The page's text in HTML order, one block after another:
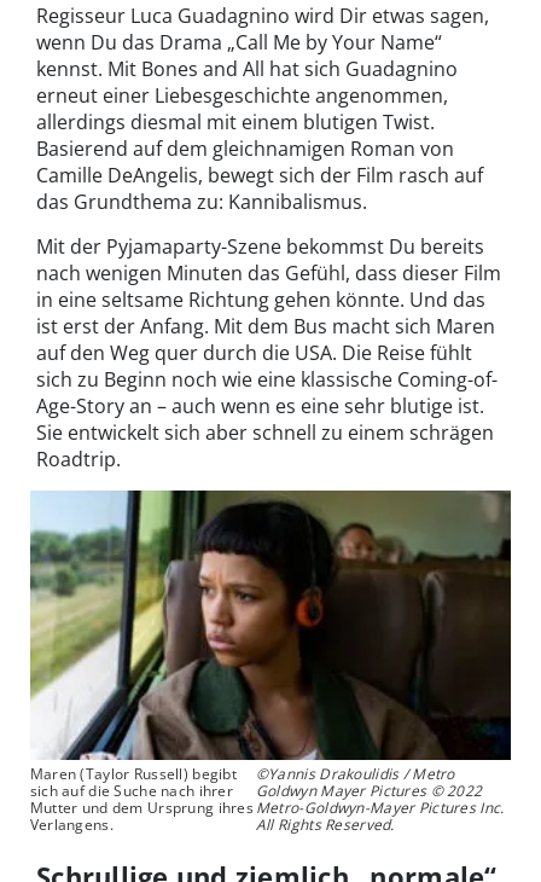
Regisseur Luca Guadagnino wird Dir etwas sagen,
wenn Du das Drama „Call Me by Your Name“
kennst. Mit Bones and All hat sich Guadagnino
erneut einer Liebesgeschichte angenommen,
allerdings diesmal mit einem blutigen Twist.
Basierend auf dem gleichnamigen Roman von
Camille DeAngelis, bewegt sich der Film rasch auf
das Grundthema zu: Kannibalismus.
Mit der Pyjamaparty-Szene bekommst Du bereits
nach wenigen Minuten das Gefühl, dass dieser Film
in eine seltsame Richtung gehen könnte. Und das
ist erst der Anfang. Mit dem Bus macht sich Maren
auf den Weg quer durch die USA. Die Reise fühlt
sich zu Beginn noch wie eine klassische Coming-of-
Age-Story an – auch wenn es eine sehr blutige ist.
Sie entwickelt sich aber schnell zu einem schrägen
Roadtrip.
Maren (Taylor Russell) begibt
sich auf die Suche nach ihrer
Mutter und dem Ursprung ihres
Verlangens.
©Yannis Drakoulidis / Metro
Goldwyn Mayer Pictures © 2022
Metro-Goldwyn-Mayer Pictures Inc.
All Rights Reserved.